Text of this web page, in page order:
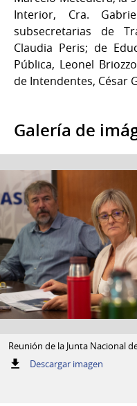
Interior, Cra.
subsecretarias de
Claudia Peris; de
Pública, Leonel
de Intendentes, César
Galería de
Reunión de la Junta Nacional
Descargar imagen: